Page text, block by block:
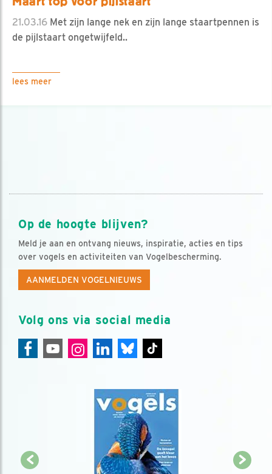
21.03.16 Met zijn lange nek en zijn lange staartpennen is
de pijlstaart ongetwijfeld..
lees meer
Op de hoogte blijven?
Meld je aan en ontvang nieuws, inspiratie, acties en tips
over vogels en activiteiten van Vogelbescherming.
AANMELDEN VOGELNIEUWS
Volg ons via social media